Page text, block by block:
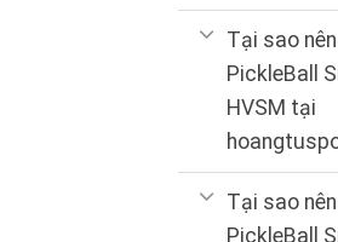
Tại sao
PickleBall
HVSM tại
Tại sao
PickleBall